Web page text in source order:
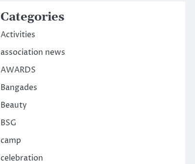
Categories
Activities
association news
AWARDS
Bangades
Beauty
BSG
camp
celebration